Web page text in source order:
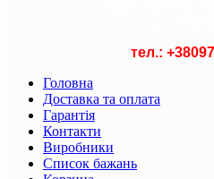
тел.: +
Головна
Доставка та оплата
Гарантія
Контакти
Виробники
Список бажань